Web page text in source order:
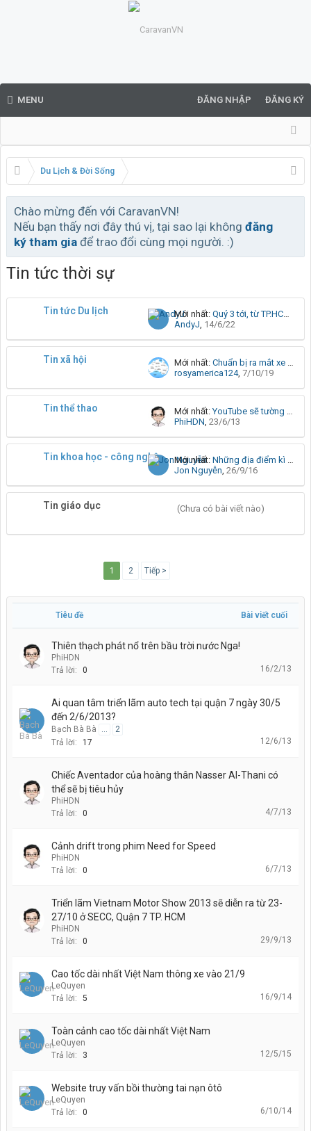
MENU ĐĂNG NHẬP ĐĂNG KÝ
Du Lịch & Đời Sống
Chào mừng đến với CaravanVN!
Nếu bạn thấy nơi đây thú vị, tại sao lại không đăng
ký tham gia để trao đổi cùng mọi người. :)
Tin tức thời sự
Tin tức Du lịch Mới nhất: Quý 3 tới, từ TP.HCM có thể đi Tiền Giang, Bến Tre bằng tàu cao tốc
AndyJ, 14/6/22
Tin xã hội Mới nhất: Chuẩn bị ra mắt xe CX-5 nâng cấp tại Việt Nam Mazda
rosyamerica124, 7/10/19
Tin thể thao Mới nhất: YouTube sẽ tường thuật trực tiếp giải quần vợt Wimbledon 2013
PhiHDN, 23/6/13
Tin khoa học - công nghệ Mới nhất: Những địa điểm kì quặc nhất có kết nối Wi-Fi
Jon Nguyễn, 26/9/16
Tin giáo dục (Chưa có bài viết nào)
1 2 Tiếp >
Tiêu đề Bài viết cuối
Thiên thạch phát nổ trên bầu trời nước Nga!
PhiHDN
Trả lời:
0 16/2/13
Ai quan tâm triển lãm auto tech tại quận 7 ngày 30/5
đến 2/6/2013?
Bạch Bà Bà ...
2
Trả lời:
17 12/6/13
Chiếc Aventador của hoàng thân Nasser Al-Thani có
thể sẽ bị tiêu hủy
PhiHDN
Trả lời:
0 4/7/13
Cảnh drift trong phim Need for Speed
PhiHDN
Trả lời:
0 6/7/13
Triển lãm Vietnam Motor Show 2013 sẽ diễn ra từ 23-
27/10 ở SECC, Quận 7 TP. HCM
PhiHDN
Trả lời:
0 29/9/13
Cao tốc dài nhất Việt Nam thông xe vào 21/9
LeQuyen
Trả lời:
5 16/9/14
Toàn cảnh cao tốc dài nhất Việt Nam
LeQuyen
Trả lời:
3 12/5/15
Website truy vấn bồi thường tai nạn ôtô
LeQuyen
Trả lời:
0 6/10/14